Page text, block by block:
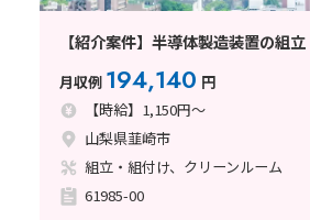
【紹介案件】半導体製造装置の組立
月収例 194,140 円
【時給】1,150円～
山梨県韮崎市
組立・組付け、クリーンルーム
61985-00